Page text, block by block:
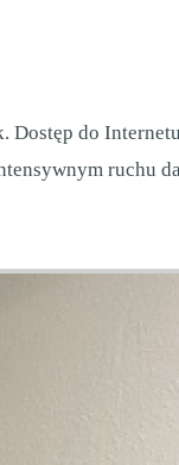
Dostęp do
ruchu